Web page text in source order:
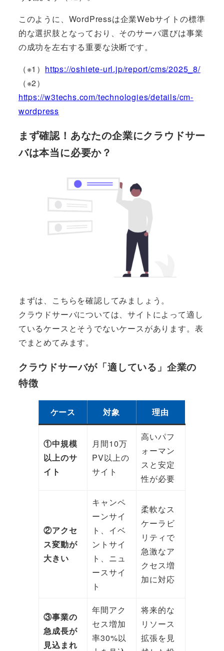
このように、WordPressは企業Webサイトの標準
的な選択肢となっており、そのサーバ選びは事業
の成功を左右する重要な決断です。
（※1） https://oshiete-url.jp/report/cms/2025_8/
（※2）
https://w3techs.com/technologies/details/cm-
wordpress
まず確認！あなたの企業にクラウドサー
バは本当に必要か？
まずは、こちらを確認してみましょう。
クラウドサーバについては、サイトによって適し
ているケースとそうでないケースがあります。表
でまとめてみます。
クラウドサーバが「適している」企業の
特徴
ケース 対象 理由
①中規模
以上のサ
イト
月間10万
PV以上の
サイト
高いパフ
ォーマン
スと安定
性が必要
②アクセ
ス変動が
大きい
キャンペ
ーンサイ
ト、イベ
ントサイ
ト、ニュ
ースサイ
ト
柔軟なス
ケーラビ
リティで
急激なア
クセス増
加に対応
③事業の
急成長が
見込まれ
年間アク
セス増加
率30%以
将来的な
リソース
拡張を見